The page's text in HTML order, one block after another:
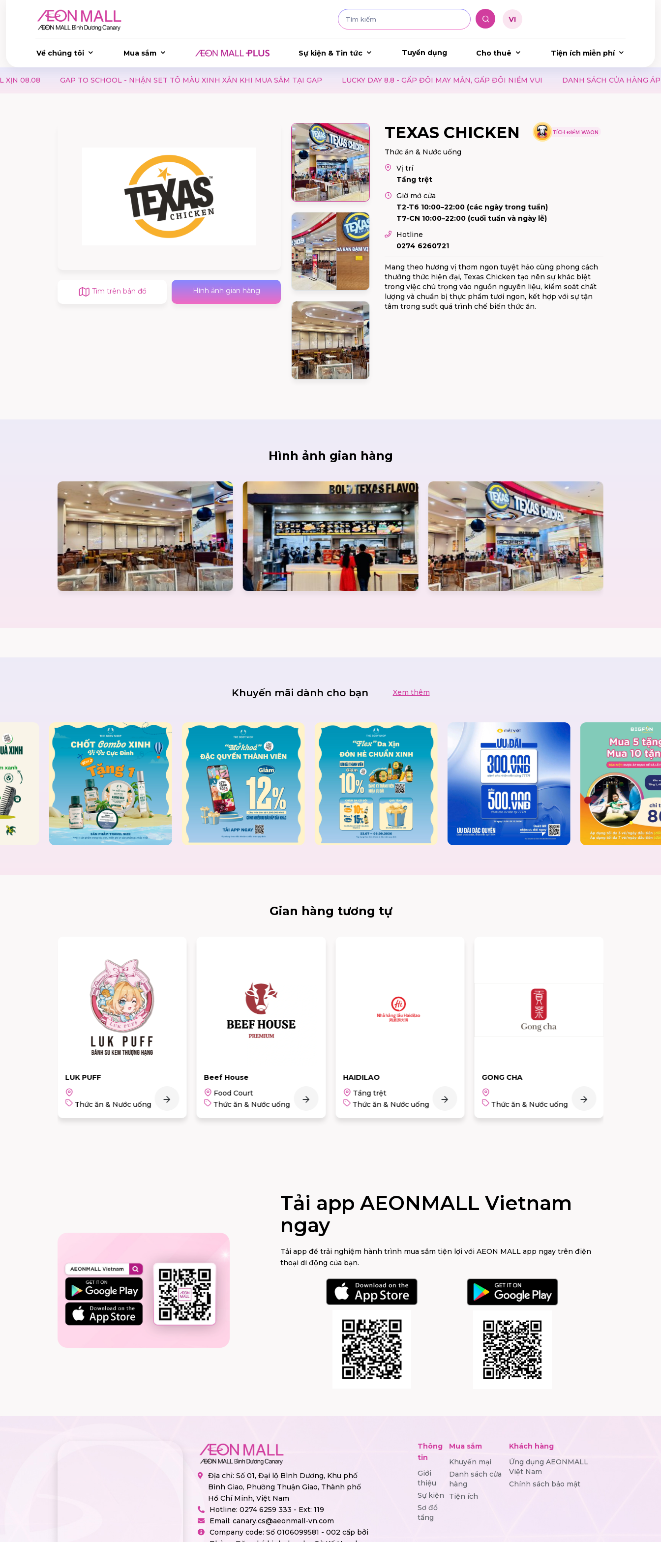
Về chúng tôi Mua sắm Sự kiện & Tin tức Tuyển dụng Cho thuê Tiện ích miễn phí
- NHẬN SET TÔ MÀU XINH XẮN KHI MUA SẮM TẠI GAP LUCKY DAY 8.8 - GẤP ĐÔI MAY MẮN, GẤP ĐÔI NIỀM VUI DANH SÁCH CỬA HÀNG ÁP DỤNG ĐIỂM WAON VÀ WAON
Tìm trên bản đồ Hình ảnh gian hàng
TEXAS CHICKEN
Thức ăn & Nước uống
TÍCH ĐIỂM WAON
Vị trí
Tầng trệt
Giờ mở cửa
T2-T6 10:00–22:00 (các ngày trong tuần)
T7-CN 10:00–22:00 (cuối tuần và ngày lễ)
Hotline
0274 6260721
Mang theo hương vị thơm ngon tuyệt hảo cùng phong cách
thưởng thức hiện đại, Texas Chicken tạo nên sự khác biệt
trong việc chú trọng vào nguồn nguyên liệu, kiểm soát chất
lượng và chuẩn bị thực phẩm tươi ngon, kết hợp với sự tận
tâm trong suốt quá trình chế biến thức ăn.
Hình ảnh gian hàng
Khuyến mãi dành cho bạn Xem thêm
Gian hàng tương tự
Beef House
Thức ăn & Nước uống
HAIDILAO
Tầng trệt
Thức ăn & Nước uống
GONG CHA
Thức ăn & Nước uống
Kinglomo
Thức ăn & Nước uống
Tải app AEONMALL Vietnam
ngay
Tải app để trải nghiệm hành trình mua sắm tiện lợi với AEON MALL app ngay trên điện
thoại di động của bạn.
Địa chỉ: Số 01, Đại lộ Bình Dương, Khu phố
Bình Giao, Phường Thuận Giao, Thành phố
Hồ Chí Minh, Việt Nam
Hotline: 0274 6259 333 - Ext: 119
Email: canary.cs@aeonmall-vn.com
Company code: Số 0106099581 - 002 cấp bởi
Thông
tin
Giới
thiệu
Sự kiện
Sơ đồ
tầng
Mua sắm
Khuyến mại
Danh sách cửa
hàng
Tiện ích
Khách hàng
Ứng dụng AEONMALL
Việt Nam
Chính sách bảo mật